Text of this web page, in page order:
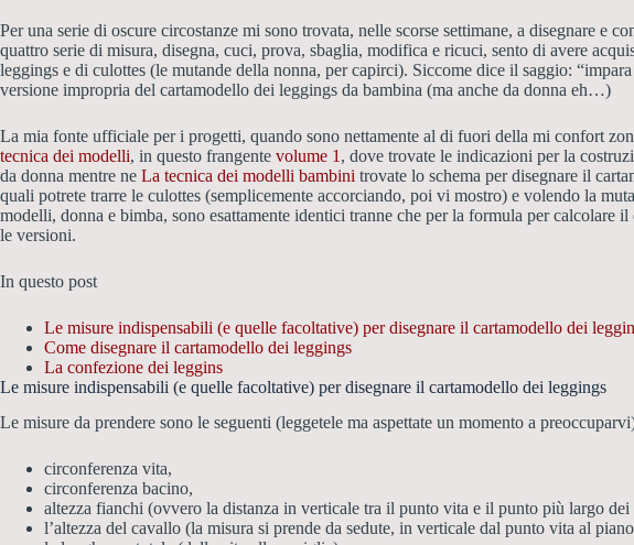
Per una serie di oscure circostanze mi sono trovata, nelle scorse settimane, a disegnare e
quattro serie di misura, disegna, cuci, prova, sbaglia, modifica e ricuci, sento di avere
leggings e di culottes (le mutande della nonna, per capirci). Siccome dice il saggio:
versione impropria del cartamodello dei leggings da bambina (ma anche da donna eh…)
La mia fonte ufficiale per i progetti, quando sono nettamente al di fuori della mi confort
tecnica dei modelli, in questo frangente volume 1 , dove trovate le indicazioni per la
da donna mentre ne La tecnica dei modelli bambini trovate lo schema per disegnare il
quali potrete trarre le culottes (semplicemente accorciando, poi vi mostro) e volendo la
modelli, donna e bimba, sono esattamente identici tranne che per la formula per calcolare
le versioni.
In questo post
Le misure indispensabili (e quelle facoltative) per disegnare il cartamodello dei
Come disegnare il cartamodello dei leggings
La confezione dei leggins
Le misure indispensabili (e quelle facoltative) per disegnare il cartamodello dei leggings
Le misure da prendere sono le seguenti (leggetele ma aspettate un momento a
circonferenza vita,
circonferenza bacino,
altezza fianchi (ovvero la distanza in verticale tra il punto vita e il punto più largo
l’altezza del cavallo (la misura si prende da sedute, in verticale dal punto vita al